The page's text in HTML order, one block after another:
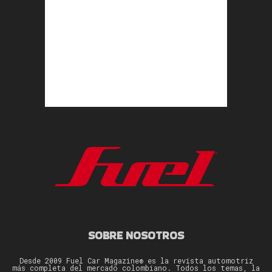
SOBRE NOSOTROS
Desde 2009 Fuel Car Magazine® es la revista automotriz
más completa del mercado colombiano. Todos los temas, la